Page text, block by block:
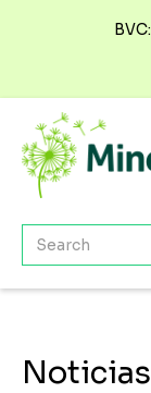
BVC:
Noticias